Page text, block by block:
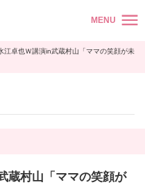
MENU
江卓也Ｗ講演in武蔵村山「ママの笑顔が未
蔵村山「ママの笑顔が